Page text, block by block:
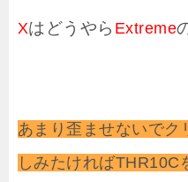
Xはどうやら Extreme
あまり歪ませないでク
しみたければTHR10C